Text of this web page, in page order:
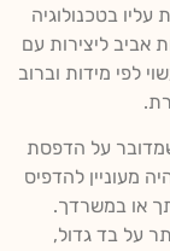
בטכנולוגיה
ליצירות עם
לפי מידות וברוב
על הדפסת
מעוניין להדפיס
או במשרדך.
על בד גדול,